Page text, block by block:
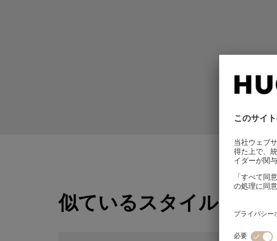
似ているスタイル